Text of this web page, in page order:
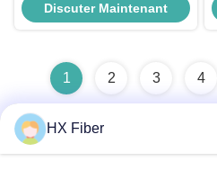
optique de fibre du SM G657A2
anti
Discuter Maintenant
1 2 3 4
HX Fiber